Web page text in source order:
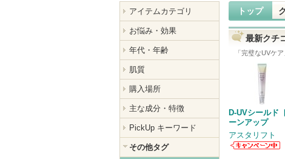
トップ
最新クチ
「完璧なUVケア
D-UVシールド
ーンアップ
アスタリフト
アイテムカテゴリ
お悩み・効果
年代・年齢
肌質
購入場所
主な成分・特徴
PickUp キーワード
その他タグ